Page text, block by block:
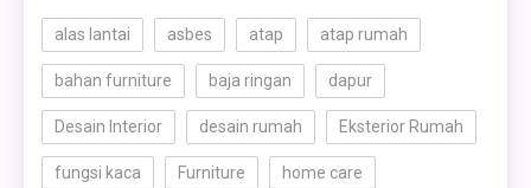
alas lantai asbes atap atap rumah
bahan furniture baja ringan dapur
Desain Interior desain rumah Eksterior Rumah
fungsi kaca Furniture home care